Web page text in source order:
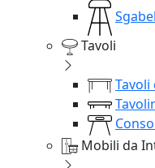
Tavoli
Tavoli
Mobili da